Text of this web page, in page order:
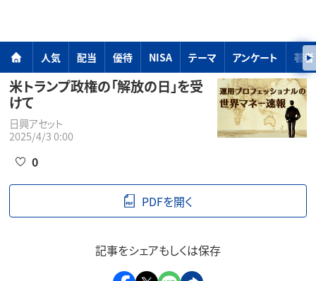
人気 配当 優待 NISA テーマ アンケート 著者
米トランプ政権の「解放の日」を受
けて
日興アセット
2025/4/3 0:00
0
PDFを開く
記事をシェアもしくは保存